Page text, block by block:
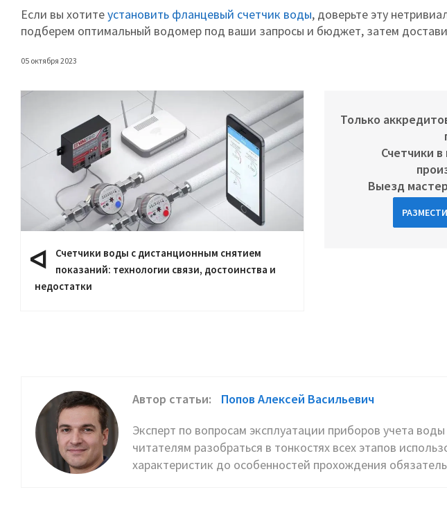
Если вы хотитеустановить фланцевый счетчик воды, доверьте эту
подберем оптимальный водомер под ваши запросы и бюджет, затем
05 октября 2023
Счетчики воды с дистанционным снятием
показаний: технологии связи, достоинства и
недостатки
Только
Счетчики
Выезд
Автор статьи:
Попов Алексей Васильевич
Эксперт по вопросам эксплуатации приборов учета
читателям разобраться в тонкостях всех этапов
характеристик до особенностей прохождения